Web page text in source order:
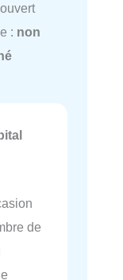
: non
de